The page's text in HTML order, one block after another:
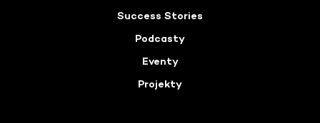
Success Stories
Podcasty
Eventy
Projekty